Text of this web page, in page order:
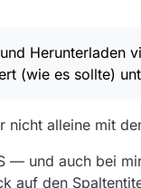
bei den Icons in der
… klicke, nur sehr
ist: Das Sortieren
Liste funktioniert
Herunterladen
(wie es sollte)
nicht alleine mit
— und auch bei
auf den